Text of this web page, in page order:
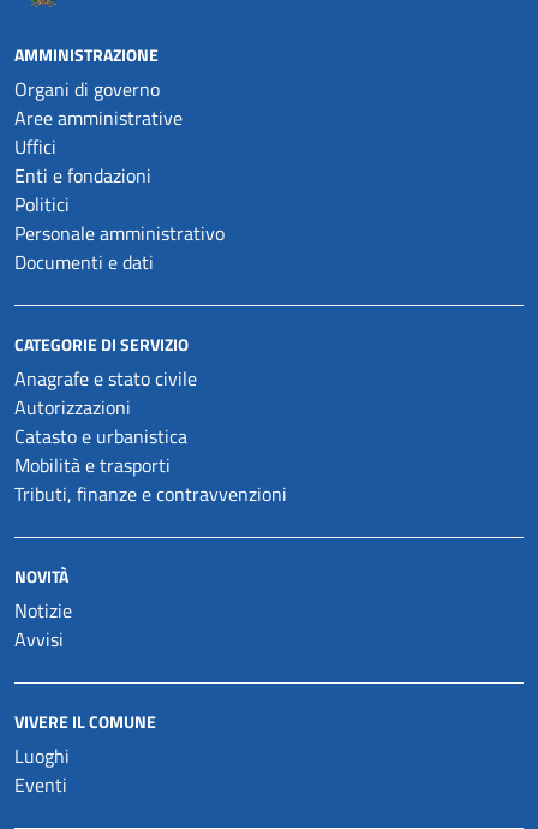
AMMINISTRAZIONE
Organi di governo
Aree amministrative
Uffici
Enti e fondazioni
Politici
Personale amministrativo
Documenti e dati
CATEGORIE DI SERVIZIO
Anagrafe e stato civile
Autorizzazioni
Catasto e urbanistica
Mobilità e trasporti
Tributi, finanze e contravvenzioni
NOVITÀ
Notizie
Avvisi
VIVERE IL COMUNE
Luoghi
Eventi